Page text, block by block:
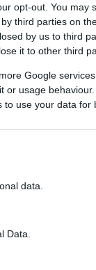
opt-out. You may
third parties on
by us to third
it to other third
Google
or usage
use your data for
data.
Data.
τηςGoogle